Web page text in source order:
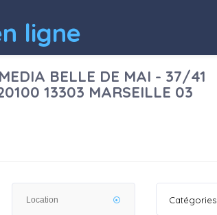
ligne
BELLE DE MAI - 37/41
13303 MARSEILLE 03
Catégories